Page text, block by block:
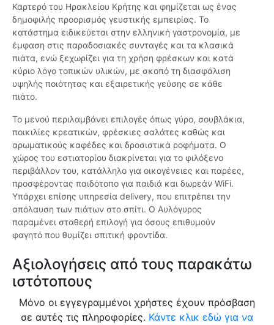
Καρτερό του Ηρακλείου Κρήτης και φημίζεται ως ένας
δημοφιλής προορισμός γευστικής εμπειρίας. Το
κατάστημα ειδικεύεται στην ελληνική γαστρονομία, με
έμφαση στις παραδοσιακές συνταγές και τα κλασικά
πιάτα, ενώ ξεχωρίζει για τη χρήση φρέσκων και κατά
κύριο λόγο τοπικών υλικών, με σκοπό τη διασφάλιση
υψηλής ποιότητας και εξαιρετικής γεύσης σε κάθε
πιάτο.
Το μενού περιλαμβάνει επιλογές όπως γύρο, σουβλάκια,
ποικιλίες κρεατικών, φρέσκιες σαλάτες καθώς και
αρωματικούς καφέδες και δροσιστικά ροφήματα. Ο
χώρος του εστιατορίου διακρίνεται για το φιλόξενο
περιβάλλον του, κατάλληλο για οικογένειες και παρέες,
προσφέροντας παιδότοπο για παιδιά και δωρεάν WiFi.
Υπάρχει επίσης υπηρεσία delivery, που επιτρέπει την
απόλαυση των πιάτων στο σπίτι. Ο Αυλόγυρος
παραμένει σταθερή επιλογή για όσους επιθυμούν
φαγητό που θυμίζει σπιτική φροντίδα.
Αξιολογήσεις από τους παρακάτω
ιστότοπους
Μόνο οι εγγεγραμμένοι χρήστες έχουν πρόσβαση
σε αυτές τις πληροφορίες. Κάντε κλικ εδώ για να